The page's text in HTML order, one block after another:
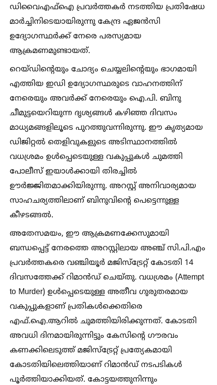
ഡിവൈഎഫ്‌ഐ പ്രവർത്തകർ നടത്തിയ പ്രതിഷേധ
മാർച്ചിനിടെയായിരുന്നു കേന്ദ്ര ഏജൻസി
ഉദ്യോഗസ്ഥർക്ക് നേരെ പരസ്യമായ
ആക്രമണമുണ്ടായത്.
റെയ്ഡിന്റെയും ചോദ്യം ചെയ്യലിന്റെയും ഭാഗമായി
എത്തിയ ഇഡി ഉദ്യോഗസ്ഥരുടെ വാഹനത്തിന്
നേരെയും അവർക്ക് നേരെയും ഐ.പി. ബിനു
ചീമുട്ടയെറിയുന്ന ദൃശ്യങ്ങള്‍ കഴിഞ്ഞ ദിവസം
മാധ്യമങ്ങളിലൂടെ പുറത്തുവന്നിരുന്നു. ഈ കൃത്യമായ
ഡിജിറ്റല്‍ തെളിവുകളുടെ അടിസ്ഥാനത്തില്‍
വധശ്രമം ഉള്‍പ്പെടെയുള്ള വകുപ്പുകള്‍ ചുമത്തി
പോലീസ് ഇയാള്‍ക്കായി തിരച്ചില്‍
ഊർജ്ജിതമാക്കിയിരുന്നു. അറസ്റ്റ് അനിവാര്യമായ
സാഹചര്യത്തിലാണ് ബിനുവിന്റെ പെട്ടെന്നുള്ള
കീഴടങ്ങല്‍.
അതേസമയം, ഈ ആക്രമണക്കേസുമായി
ബന്ധപ്പെട്ട് നേരത്തെ അറസ്റ്റിലായ അഞ്ച് സി.പി.എം
പ്രവർത്തകരെ വഞ്ചിയൂർ മജിസ്‌ട്രേറ്റ് കോടതി 14
ദിവസത്തേക്ക് റിമാൻഡ് ചെയ്തു. വധശ്രമം (Attempt
to Murder) ഉള്‍പ്പെടെയുള്ള അതീവ ഗുരുതരമായ
വകുപ്പുകളാണ് പ്രതികള്‍ക്കെതിരെ
എഫ്.ഐ.ആറില്‍ ചുമത്തിയിരിക്കുന്നത്. കോടതി
അവധി ദിനമായിരുന്നിട്ടും കേസിന്റെ ഗൗരവം
കണക്കിലെടുത്ത് മജിസ്‌ട്രേറ്റ് പ്രത്യേകമായി
കോടതിയിലെത്തിയാണ് റിമാൻഡ് നടപടികള്‍
പൂർത്തിയാക്കിയത്. കോട്ടയത്തുനിന്നും